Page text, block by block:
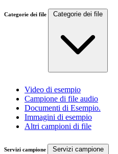
Categorie dei file Categorie dei file
Video di esempio
Campione di file audio
Documenti di Esempio.
Immagini di esempio
Altri campioni di file
Servizi campione Servizi campione